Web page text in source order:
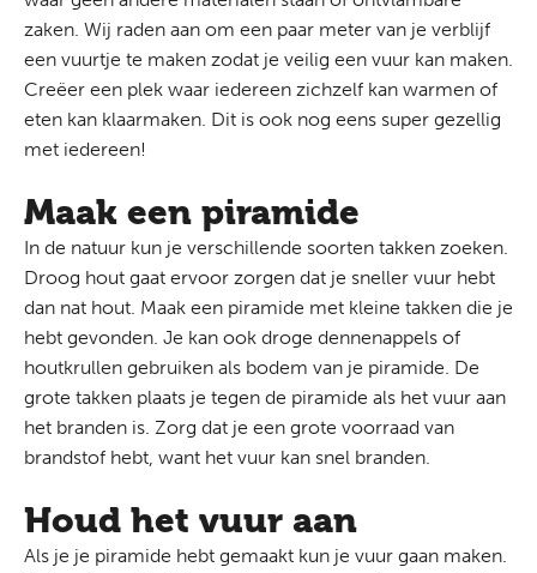
zaken. Wij raden aan om een paar meter van je verblijf
een vuurtje te maken zodat je veilig een vuur kan maken.
Creëer een plek waar iedereen zichzelf kan warmen of
eten kan klaarmaken. Dit is ook nog eens super gezellig
met iedereen!
Maak een piramide
In de natuur kun je verschillende soorten takken zoeken.
Droog hout gaat ervoor zorgen dat je sneller vuur hebt
dan nat hout. Maak een piramide met kleine takken die je
hebt gevonden. Je kan ook droge dennenappels of
houtkrullen gebruiken als bodem van je piramide. De
grote takken plaats je tegen de piramide als het vuur aan
het branden is. Zorg dat je een grote voorraad van
brandstof hebt, want het vuur kan snel branden.
Houd het vuur aan
Als je je piramide hebt gemaakt kun je vuur gaan maken.